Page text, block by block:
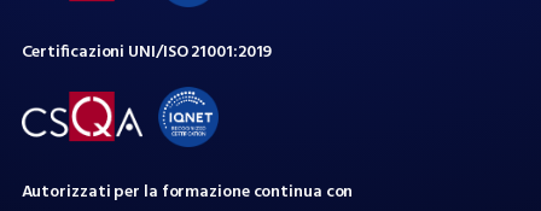
Certificazioni UNI/ISO21001:2019
Autorizzatiper la formazionecontinua con